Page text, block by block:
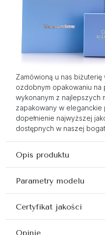
Zamówioną u nas biżuterię
ozdobnym opakowaniu
wykonanym z najlepszych
zapakowany w eleganckie
dopełnienie najwyższej
dostępnych w naszej
Opis produktu
Parametry modelu
Certyfikat jakości
Opinie